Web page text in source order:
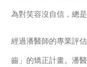
為對笑容沒自信，總
經過潘醫師的專業評
齒」的矯正計畫。潘